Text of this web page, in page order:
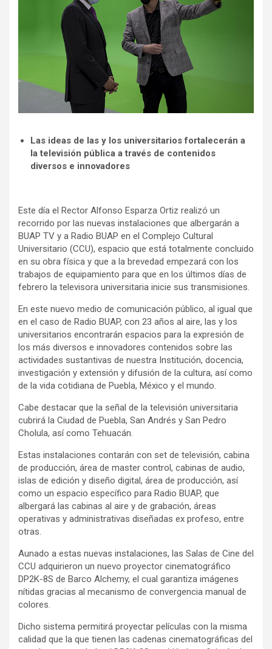
Las ideas de las y los universitarios fortalecerán a
la televisión pública a través de contenidos
diversos e innovadores
Este día el Rector Alfonso Esparza Ortiz realizó un
recorrido por las nuevas instalaciones que albergarán a
BUAP TV y a Radio BUAP en el Complejo Cultural
Universitario (CCU), espacio que está totalmente concluido
en su obra física y que a la brevedad empezará con los
trabajos de equipamiento para que en los últimos días de
febrero la televisora universitaria inicie sus transmisiones.
En este nuevo medio de comunicación público, al igual que
en el caso de Radio BUAP, con 23 años al aire, las y los
universitarios encontrarán espacios para la expresión de
los más diversos e innovadores contenidos sobre las
actividades sustantivas de nuestra Institución, docencia,
investigación y extensión y difusión de la cultura, así como
de la vida cotidiana de Puebla, México y el mundo.
Cabe destacar que la señal de la televisión universitaria
cubrirá la Ciudad de Puebla, San Andrés y San Pedro
Cholula, así como Tehuacán.
Estas instalaciones contarán con set de televisión, cabina
de producción, área de master control, cabinas de audio,
islas de edición y diseño digital, área de producción, así
como un espacio específico para Radio BUAP, que
albergará las cabinas al aire y de grabación, áreas
operativas y administrativas diseñadas ex profeso, entre
otras.
Aunado a estas nuevas instalaciones, las Salas de Cine del
CCU adquirieron un nuevo proyector cinematográfico
DP2K-8S de Barco Alchemy, el cual garantiza imágenes
nítidas gracias al mecanismo de convergencia manual de
colores.
Dicho sistema permitirá proyectar películas con la misma
calidad que la que tienen las cadenas cinematográficas del